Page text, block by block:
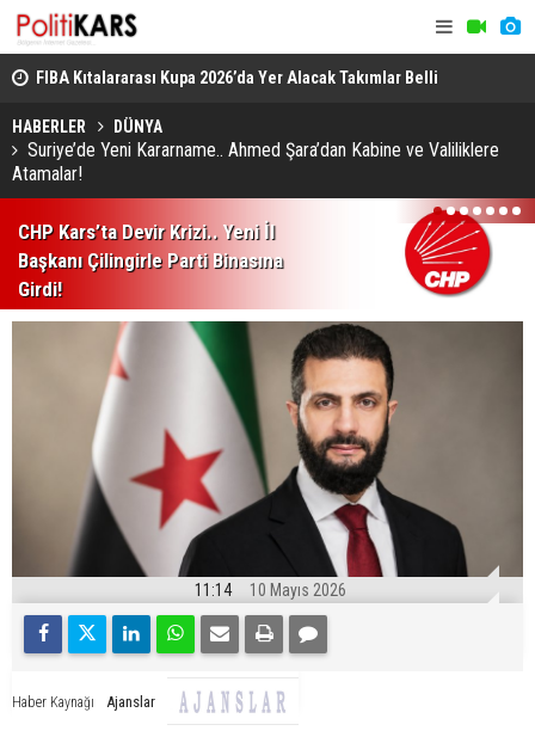
FIBA Kıtalararası Kupa 2026’da Yer Alacak Takımlar Belli
Oldu
HABERLER DÜNYA
Suriye’de Yeni Kararname.. Ahmed Şara’dan Kabine ve Valiliklere
Atamalar!
CHP Kars’ta Devir Krizi.. Yeni İl
Başkanı Çilingirle Parti Binasına
Girdi!
1 2 3 4 5 6 7
11:14 10 Mayıs 2026
Haber Kaynağı Ajanslar